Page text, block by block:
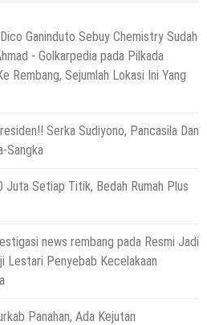
Ganinduto Sebuy Chemistry Sudah
- Golkarpedia pada Pilkada
Rembang, Sejumlah Lokasi Ini Yang
Serka Sudiyono, Pancasila Dan
Sangka
Juta Setiap Titik, Bedah Rumah Plus
news rembang pada Resmi Jadi
Lestari Penyebab Kecelakaan
Panahan, Ada Kejutan